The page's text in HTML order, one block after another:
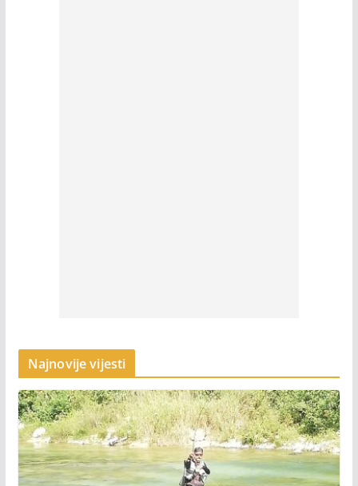
Najnovije vijesti